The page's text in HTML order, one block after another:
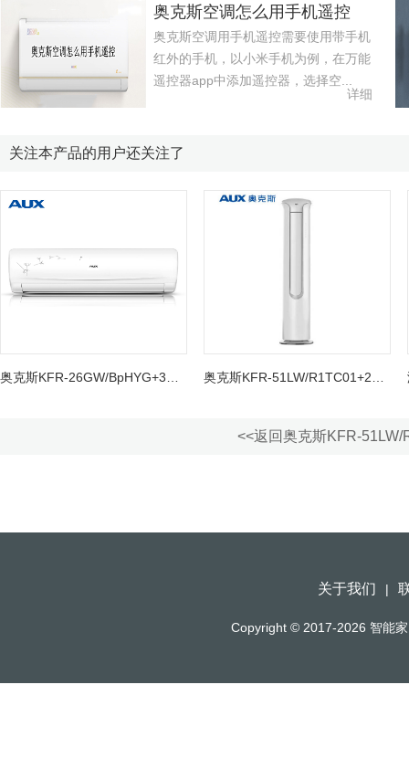
奥克斯空调怎么用手机遥控
奥克斯空调用手机遥控需要使用带手机
红外的手机，以小米手机为例，在万能
遥控器app中添加遥控器，选择空...
详细
关注本产品的用户还关注了
<<返回奥克斯KFR-
关于我们 |
Copyright © 2017-2026 智能